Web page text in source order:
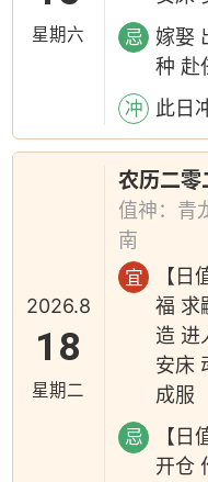
星期六 忌
嫁娶
种 赴
冲 此日
2026.8
18
星期二
农历二零
值神：青
南
宜
【
福 求
造 进
安床
成服
忌
【
开仓